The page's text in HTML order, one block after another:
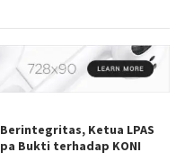
Berintegritas, Ketua LPAS
Bukti terhadap KONI